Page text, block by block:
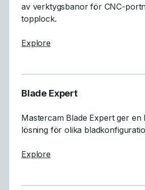
av verktygsbanor för CNC-
topplock.
Exploreabout Port Expert
Blade Expert
Mastercam Blade Expert ger en
lösning för olika
Exploreabout Blade Expert